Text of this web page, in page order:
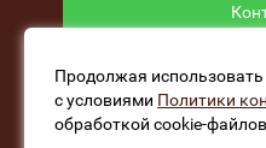
Продолжая
с условиями Политики
обработкой cookie-файлов